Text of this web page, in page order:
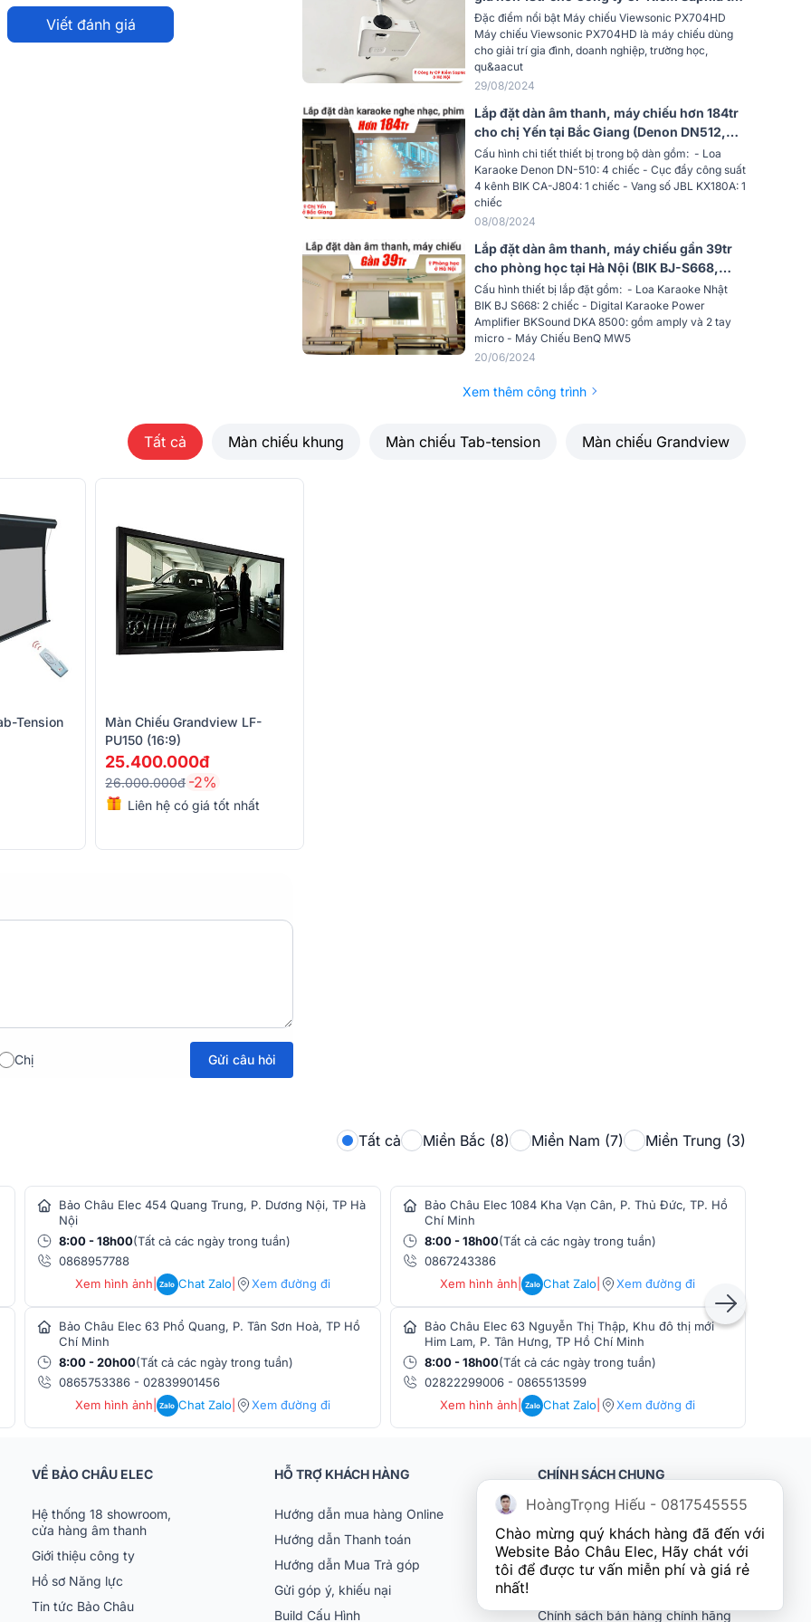
HT-MI106 106 Inch
và đảm bảo an toàn tuyệt đối. Không chỉ
kể giúp di chuyển và lắp đặt một cách
sắc phong phú hơn và có chiều sâu
chiếu Grandview HT-MI106 – GM có khả
hấp thụ ánh sáng từ máy chiếu một cách
chống thấm nước và chống oxy hóa
bộ điều khiển hồng ngoại đặt trong hộp
Viết đánh giá
Hà Nội
Đặc điểm nổi bật Máy chiếu Viewsonic PX704HD
Máy chiếu Viewsonic PX704HD là máy chiếu dùng
cho giải trí gia đình, doanh nghiệp, trường học,
qu&aacut
29/08/2024
Lắp đặt dàn âm thanh, máy chiếu hơn 184tr
cho chị Yến tại Bắc Giang (Denon DN512,
CA-J804, KX180A, Sub-15W, BenQ TK700,
…)
Cấu hình chi tiết thiết bị trong bộ dàn gồm: - Loa
Karaoke Denon DN-510: 4 chiếc - Cục đẩy công suất
4 kênh BIK CA-J804: 1 chiếc - Vang số JBL KX180A: 1
chiếc
08/08/2024
Lắp đặt dàn âm thanh, máy chiếu gần 39tr
cho phòng học tại Hà Nội (BIK BJ-S668,
DKA 5500, BenQ MW560, BenQ MX550)
Cấu hình thiết bị lắp đặt gồm: - Loa Karaoke Nhật
BIK BJ S668: 2 chiếc - Digital Karaoke Power
Amplifier BKSound DKA 8500: gồm amply và 2 tay
micro - Máy Chiếu BenQ MW5
20/06/2024
Xem thêm công trình
Tất cả Màn chiếu khung Màn chiếu Tab-tension Màn chiếu Grandview
Tension
Màn Chiếu Grandview LF-
PU150 (16:9)
25.400.000đ
26.000.000đ -2%
Liên hệ có giá tốt nhất
Chị Gửi câu hỏi
Tất cả Miền Bắc (8) Miền Nam (7) Miền Trung (3)
Bảo Châu Elec 454 Quang Trung, P. Dương Nội, TP Hà
Nội
8:00 - 18h00(Tất cả các ngày trong tuần)
0868957788
Xem hình ảnh
Zalo Chat Zalo| Xem đường đi
Bảo Châu Elec 63 Phổ Quang, P. Tân Sơn Hoà, TP Hồ
Chí Minh
8:00 - 20h00(Tất cả các ngày trong tuần)
0865753386 -02839901456
Xem hình ảnh
Zalo Chat Zalo| Xem đường đi
Bảo Châu Elec 1084 Kha Vạn Cân, P. Thủ Đức, TP. Hồ
Chí Minh
8:00 - 18h00(Tất cả các ngày trong tuần)
0867243386
Xem hình ảnh | Zalo Chat Zalo Xem đường đi
Bảo Châu Elec 63 Nguyễn Thị Thập, Khu đô thị mới
Him Lam, P. Tân Hưng, TP Hồ Chí Minh
8:00 - 18h00(Tất cả các ngày trong tuần)
02822299006- 0865513599
Xem hình ảnh | Zalo Chat Zalo Xem đường đi
VỀ BẢO CHÂU ELEC
Hệ thống 18 showroom,
cửa hàng âm thanh
Giới thiệu công ty
Hồ sơ Năng lực
Tin tức Bảo Châu
HỖ TRỢ KHÁCH HÀNG
Hướng dẫn mua hàng Online
Hướng dẫn Thanh toán
Hướng dẫn Mua Trả góp
Gửi góp ý, khiếu nại
Build Cấu Hình
CHÍNH SÁCH CHUNG
Khách hàng doanh nghiệp (B2B)
Chính sách bảo hành
Chính sách đổi trả
Chính sách bán hàng chính hãng
HoàngTrọng Hiếu - 0817545555
Chào mừng quý khách hàng đã đến với
Website Bảo Châu Elec, Hãy chát với
tôi để được tư vấn miễn phí và giá rẻ
nhất!